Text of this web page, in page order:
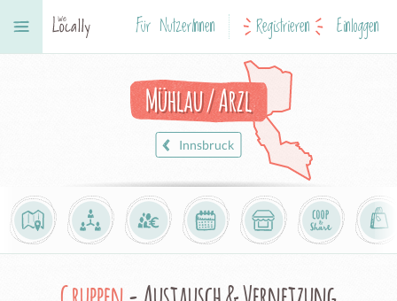
Für NutzerInnen Registrieren Einloggen
Mühlau / Arzl
Innsbruck